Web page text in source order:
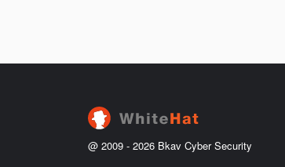
@ 2009 - 2026 Bkav Cyber Security